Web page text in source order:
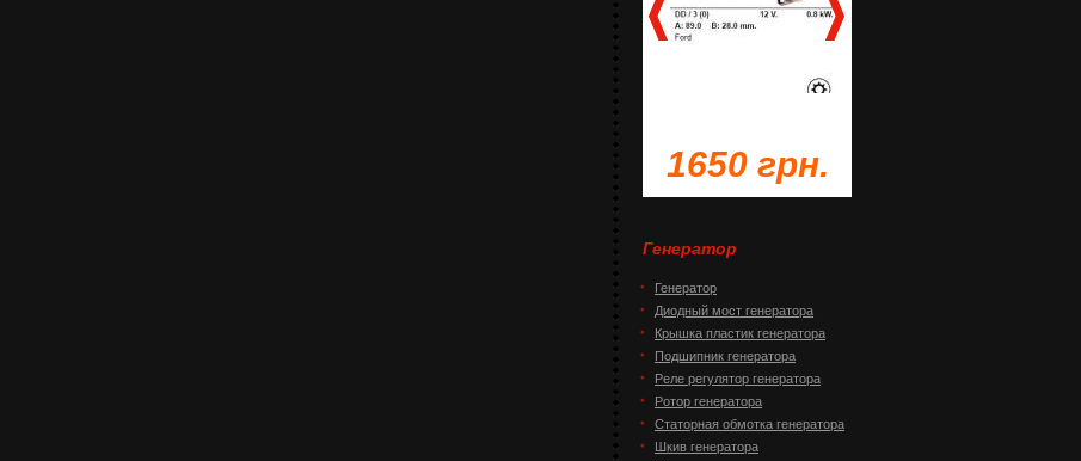
1650 грн.
Генератор
Генератор
Диодный мост генератора
Крышка пластик генератора
Подшипник генератора
Реле регулятор генератора
Ротор генератора
Статорная обмотка генератора
Шкив генератора